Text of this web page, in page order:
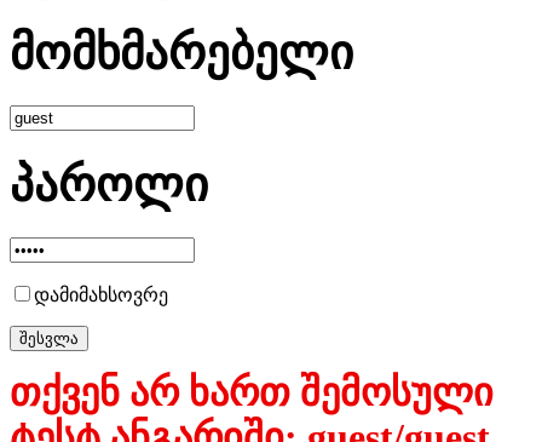
მომხმარებელი
პაროლი
დამიმახსოვრე
თქვენ არ ხართ შემოსული